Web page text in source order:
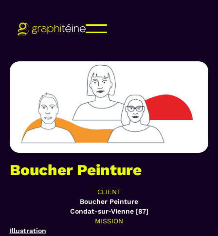
Boucher Peinture
CLIENT
Boucher Peinture
Condat-sur-Vienne [87]
MISSION
Illustration